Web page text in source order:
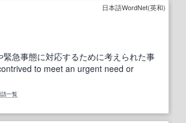
日本語WordNet(英和)
緊急事態に対応するために考えられた事
to meet an urgent need or
語一覧